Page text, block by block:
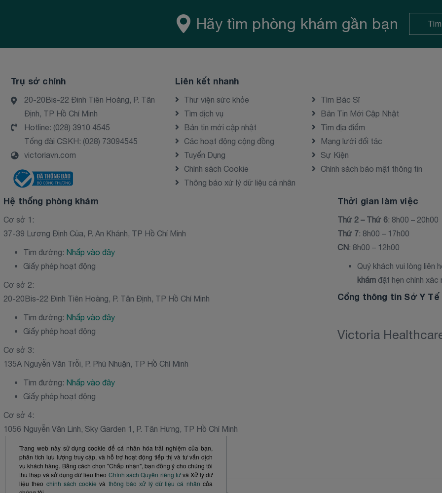
Hãy tìm phòng khám gần bạn
Trụ sở chính
20-20Bis-22 Đinh Tiên Hoàng, P. Tân
Định, TP Hồ Chí Minh
Hotline: (028) 3910 4545
Tổng đài CSKH: (028) 73094545
victoriavn.com
Liên kết nhanh
Thư viện sức khỏe
Tìm Bác Sĩ
Tìm dịch vụ
Bản Tin Mới Cập Nhật
Bản tin mới cập nhật
Tìm địa điểm
Các hoạt động cộng đồng
Mạng lưới đối tác
Tuyển Dụng
Sự Kiện
Chính sách Cookie
Chính sách bảo mật thông tin
Thông báo xử lý dữ liệu cá nhân
Hệ thống phòng khám
Cơ sở 1:
37-39 Lương Định Của, P. An Khánh, TP Hồ Chí Minh
Tìm đường: Nhấp vào đây
Giấy phép hoạt động
Cơ sở 2:
20-20Bis-22 Đinh Tiên Hoàng, P. Tân Định, TP Hồ Chí Minh
Tìm đường: Nhấp vào đây
Giấy phép hoạt động
Cơ sở 3:
135A Nguyễn Văn Trỗi, P. Phú Nhuận, TP Hồ Chí Minh
Tìm đường: Nhấp vào đây
Giấy phép hoạt động
Cơ sở 4:
1056 Nguyễn Văn Linh, Sky Garden 1, P. Tân Hưng, TP Hồ Chí Minh
Tìm đường:Nhấp vào đây
Giấy phép hoạt động
Thời gian làm việc
Thứ 2 – Thứ 6: 8h00 – 20h00
Thứ 7: 8h00 – 17h00
CN: 8h00 – 12h00
Quý khách vui lòng liên
khám đặt hẹn chính xác
Cổng thông tin Sở Y Tế
Victoria
Trang web này sử dụng cookie để cá nhân hóa trải nghiệm của bạn,
phân tích lưu lượng truy cập, và hỗ trợ hoạt động tiếp thị và tư vấn dịch
vụ khách hàng. Bằng cách chọn "Chấp nhận", bạn đồng ý cho chúng tôi
thu thập và sử dụng dữ liệu theo Chính sách Quyền riêng tưvà Xử lý dữ
liệu theo chinh sách cookie và thông báo xử lý dữ liệu cá nhân của